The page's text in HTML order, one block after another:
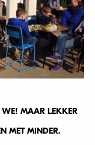
WE! MAAR LEKKER
MET MINDER.